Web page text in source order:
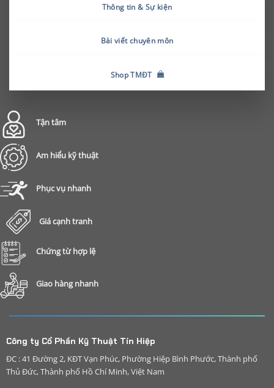
Thông tin & Sự kiện
Bài viết chuyên môn
Shop TMĐT
Tận tâm
Am hiểu kỹ thuật
Phục vụ nhanh
Giá cạnh tranh
Chứng từ hợp lệ
Giao hàng nhanh
Công ty Cổ Phần Kỹ Thuật Tín Hiệp
ĐC : 41 Đường 2, KĐT Vạn Phúc, Phường Hiệp Bình Phước, Thành phố
Thủ Đức, Thành phố Hồ Chí Minh, Việt Nam